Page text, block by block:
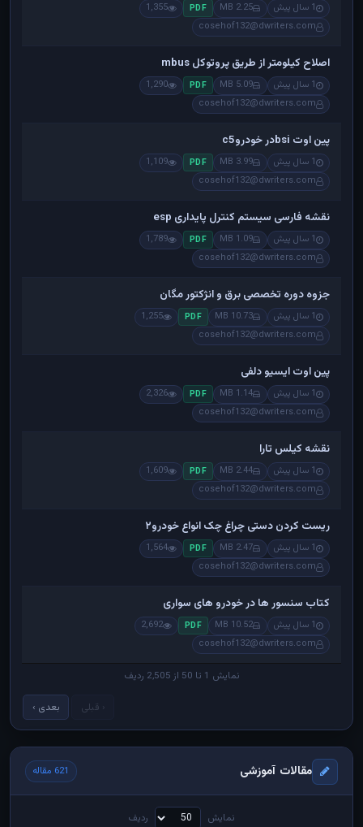
1 سال پیش 2.25 MB
PDF
1,355
cosehof132@dwriters.com
اصلاح کیلومتر از طریق پروتوکل mbus
1 سال پیش 5.09 MB
PDF
1,290
cosehof132@dwriters.com
پین اوت bsiدر خودروc5
1 سال پیش 3.99 MB
PDF
1,109
cosehof132@dwriters.com
نقشه فارسی سیستم کنترل پایداری esp
1 سال پیش 1.09 MB
PDF
1,789
cosehof132@dwriters.com
جزوه دوره تخصصی برق و انژکتور مگان
1 سال پیش 10.73 MB
PDF
1,255
cosehof132@dwriters.com
پین اوت ایسیو دلفی
1 سال پیش 1.14 MB
PDF
2,326
cosehof132@dwriters.com
نقشه کیلس تارا
1 سال پیش 2.44 MB
PDF
1,609
cosehof132@dwriters.com
ریست کردن دستی چراغ چک انواع خودرو۲
1 سال پیش 2.47 MB
PDF
1,564
cosehof132@dwriters.com
کتاب سنسور ها در خودرو های سواری
1 سال پیش 10.52 MB
PDF
2,692
cosehof132@dwriters.com
نمایش 1 تا 50 از 2,505 ردیف
‹ قبلی بعدی ›
مقالات آموزشی 621 مقاله
نمایش ردیف